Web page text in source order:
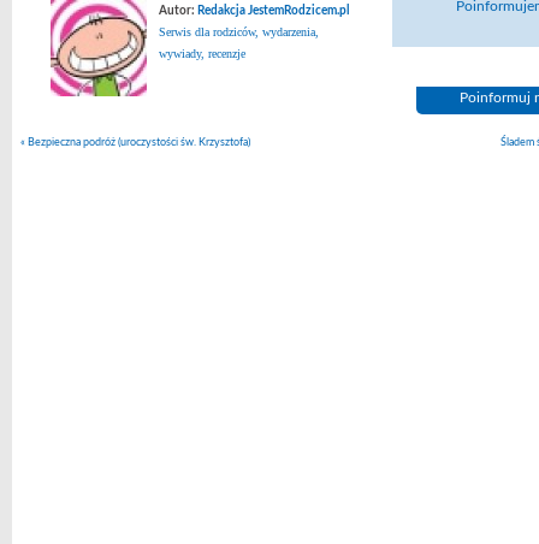
Autor: Redakcja JestemRodzicem.pl
Serwis dla rodziców, wydarzenia,
wywiady, recenzje
Poinformuj
« Bezpieczna podróż (uroczystości św. Krzysztofa) Śladem